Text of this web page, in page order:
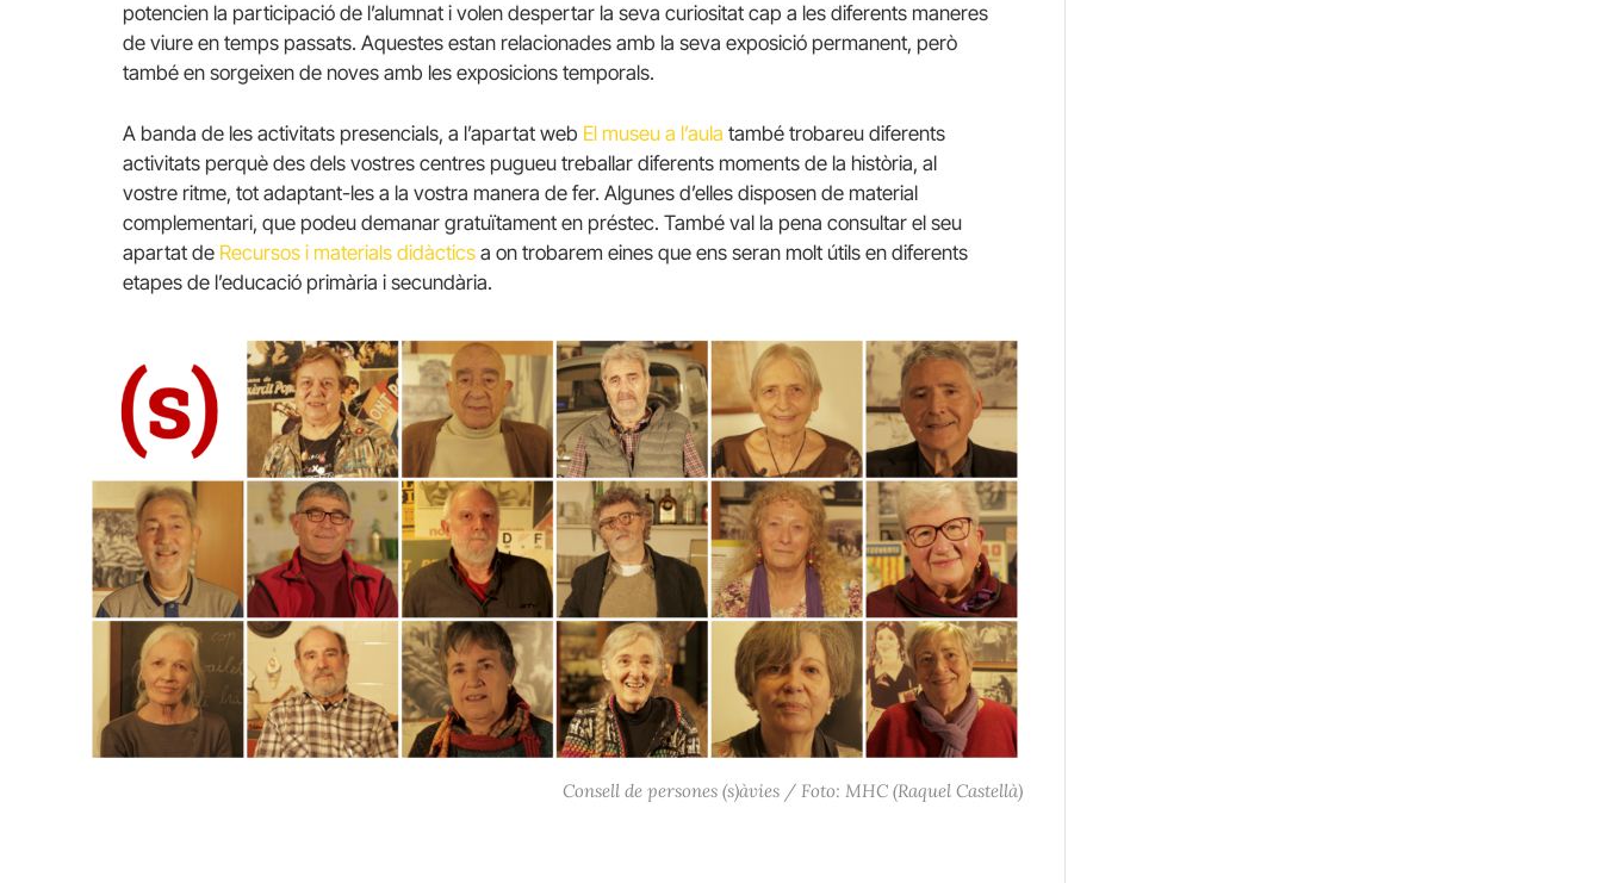
potencien la participació de l’alumnat i volen despertar la seva curiositat cap a les diferents maneres
de viure en temps passats. Aquestes estan relacionades amb la seva exposició permanent, però
també en sorgeixen de noves amb les exposicions temporals.
A banda de les activitats presencials, a l’apartat web El museu a l’aula també trobareu diferents
activitats perquè des dels vostres centres pugueu treballar diferents moments de la història, al
vostre ritme, tot adaptant-les a la vostra manera de fer. Algunes d’elles disposen de material
complementari, que podeu demanar gratuïtament en préstec. També val la pena consultar el seu
apartat de Recursos i materials didàctics a on trobarem eines que ens seran molt útils en diferents
etapes de l’educació primària i secundària.
Consell de persones (s)àvies / Foto: MHC (Raquel Castellà)